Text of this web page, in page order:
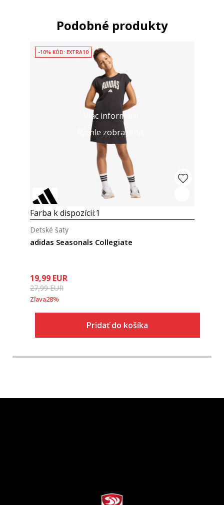
Podobné produkty
Viac informácií
Rýchle zobrazenie
-10% KÓD: EXTRA10
Farba k dispozícii:1
adidas Seasonals Collegiate
Detské šaty
19,99 EUR
27,99EUR
Zľava28%
Pridať do košíka